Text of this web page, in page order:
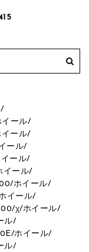
/
イール/
イール/
ール/
ール/
イール/
/ホイール/
イール/
χ/ホイール/
ル/
/ホイール/
ル/